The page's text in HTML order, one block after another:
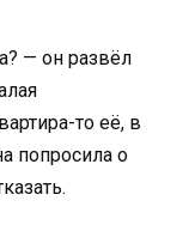
— он развёл
то её, в
попросила о